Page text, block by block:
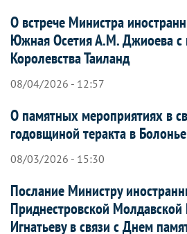
О встрече Министра
Южная Осетия А.М. Джиоева с
Королевства Таиланд
08/04/2026 - 12:57
О памятных мероприятиях в
годовщиной теракта в Болонье
08/03/2026 - 15:30
Послание Министру
Приднестровской
Игнатьеву в связи с Днем